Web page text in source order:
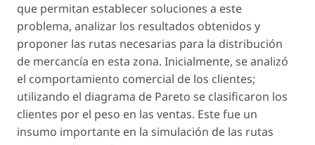
que permitan establecer soluciones a este
problema, analizar los resultados obtenidos y
proponer las rutas necesarias para la distribución
de mercancía en esta zona. Inicialmente, se analizó
el comportamiento comercial de los clientes;
utilizando el diagrama de Pareto se clasificaron los
clientes por el peso en las ventas. Este fue un
insumo importante en la simulación de las rutas